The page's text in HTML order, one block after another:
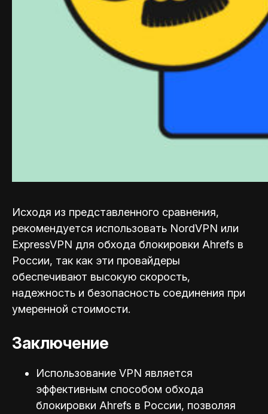
Исходя из представленного сравнения,
рекомендуется использовать NordVPN или
ExpressVPN для обхода блокировки Ahrefs в
России, так как эти провайдеры
обеспечивают высокую скорость,
надежность и безопасность соединения при
умеренной стоимости.
Заключение
Использование VPN является
эффективным способом обхода
блокировки Ahrefs в России, позволяя